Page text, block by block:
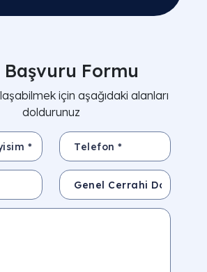
Başvuru Formu
için aşağıdaki alanları
doldurunuz
Telefon *
Konu